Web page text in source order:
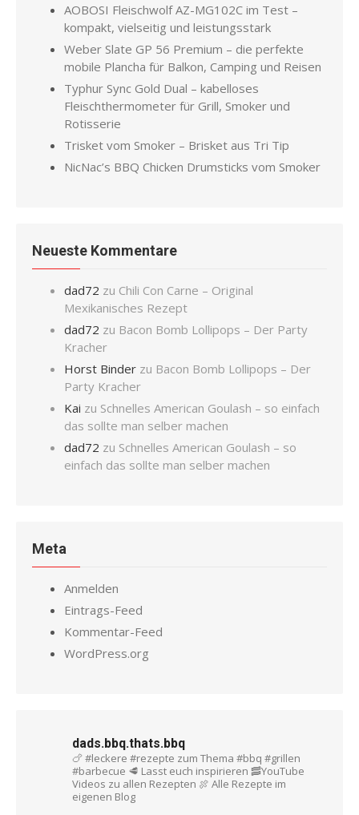
AOBOSI Fleischwolf AZ-MG102C im Test –
kompakt, vielseitig und leistungsstark
Weber Slate GP 56 Premium – die perfekte
mobile Plancha für Balkon, Camping und Reisen
Typhur Sync Gold Dual – kabelloses
Fleischthermometer für Grill, Smoker und
Rotisserie
Trisket vom Smoker – Brisket aus Tri Tip
NicNac’s BBQ Chicken Drumsticks vom Smoker
Neueste Kommentare
dad72 zu Chili Con Carne – Original
Mexikanisches Rezept
dad72 zu Bacon Bomb Lollipops – Der Party
Kracher
Horst Binder zu Bacon Bomb Lollipops – Der
Party Kracher
Kai zu Schnelles American Goulash – so einfach
das sollte man selber machen
dad72 zu Schnelles American Goulash – so
einfach das sollte man selber machen
Meta
Anmelden
Eintrags-Feed
Kommentar-Feed
WordPress.org
dads.bbq.thats.bbq
🍗 #leckere #rezepte zum Thema #bbq #grillen
#barbecue 🥩 Lasst euch inspirieren 🥓YouTube
Videos zu allen Rezepten 🍖 Alle Rezepte im
eigenen Blog